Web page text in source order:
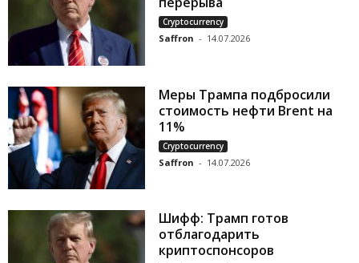
Cryptocurrency
Saffron - 14.07.2026
Меры Трампа подбросили
стоимость нефти Brent на
11%
Cryptocurrency
Saffron - 14.07.2026
Шифф: Трамп готов
отблагодарить
криптоспонсоров